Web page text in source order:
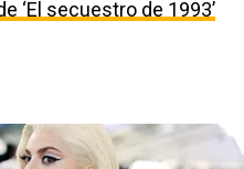
‘El secuestro de 1993’